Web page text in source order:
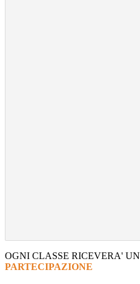
OGNI CLASSE RICEVERA' UN
PARTECIPAZIONE